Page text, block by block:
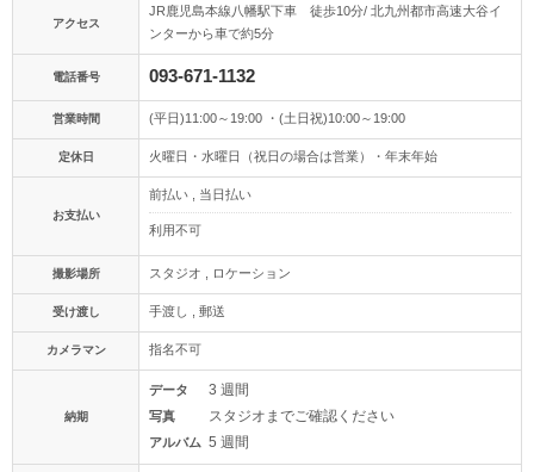
アクセス
JR鹿児島本線八幡駅下車 徒歩10分/ 北九州都市高速大谷イ
ンターから車で約5分
電話番号 093-671-1132
営業時間 (平日)11:00～19:00 ・(土日祝)10:00～19:00
定休日 火曜日・水曜日（祝日の場合は営業）・年末年始
お支払い
前払い , 当日払い
利用不可
撮影場所 スタジオ , ロケーション
受け渡し 手渡し , 郵送
カメラマン 指名不可
納期
データ 3 週間
写真 スタジオまでご確認ください
アルバム 5 週間